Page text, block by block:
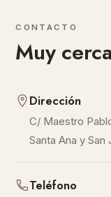
CONTACTO
Muy
Dirección
C/ Maestro
Santa Ana y San
Teléfono